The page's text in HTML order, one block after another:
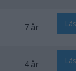
7 år
4 år